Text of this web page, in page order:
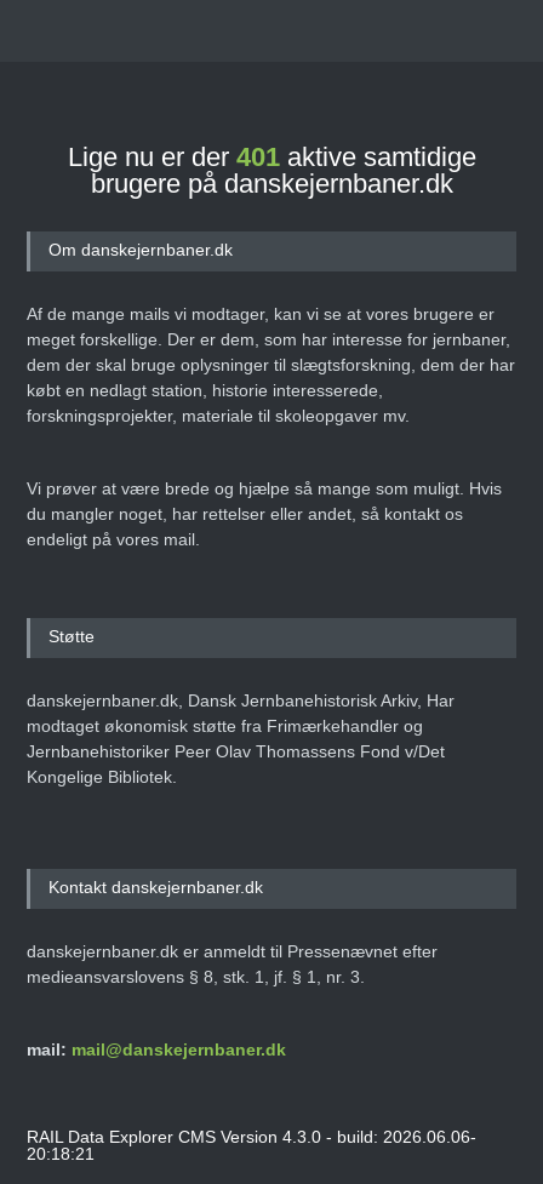
Lige nu er der 401aktive samtidige
brugere på danskejernbaner.dk
Om danskejernbaner.dk
Af de mange mails vi modtager, kan vi se at vores brugere er
meget forskellige. Der er dem, som har interesse for jernbaner,
dem der skal bruge oplysninger til slægtsforskning, dem der har
købt en nedlagt station, historie interesserede,
forskningsprojekter, materiale til skoleopgaver mv.
Vi prøver at være brede og hjælpe så mange som muligt. Hvis
du mangler noget, har rettelser eller andet, så kontakt os
endeligt på vores mail.
Støtte
danskejernbaner.dk, Dansk Jernbanehistorisk Arkiv, Har
modtaget økonomisk støtte fra Frimærkehandler og
Jernbanehistoriker Peer Olav Thomassens Fond v/Det
Kongelige Bibliotek.
Kontakt danskejernbaner.dk
danskejernbaner.dk er anmeldt til Pressenævnet efter
medieansvarslovens § 8, stk. 1, jf. § 1, nr. 3.
mail: mail@danskejernbaner.dk
RAIL Data Explorer CMS Version 4.3.0 - build: 2026.06.06-
20:18:21